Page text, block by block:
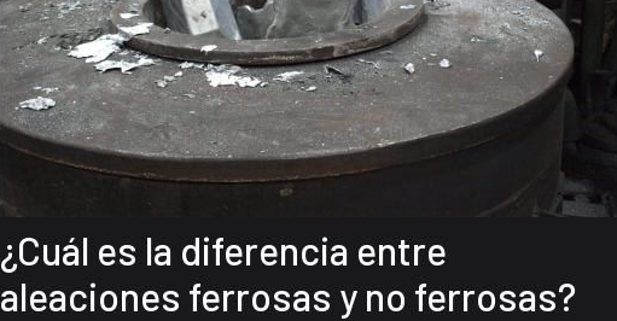
¿Cuál es la diferencia entre
aleaciones ferrosas y no ferrosas?